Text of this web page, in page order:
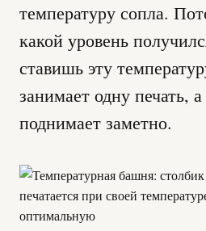
температуру сопла.
какой уровень
ставишь эту
занимает одну печать,
поднимает заметно.